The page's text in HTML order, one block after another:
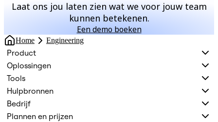
Laat ons jou laten zien wat we voor jouw team
kunnen betekenen.
Een demo boeken
Home Engineering
Product
Oplossingen
Tools
Hulpbronnen
Bedrijf
Plannen en prijzen